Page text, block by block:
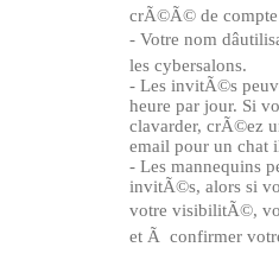
crÃ©Ã© de compte
- Votre nom
les cybersalons.
- Les invitÃ©s
heure par jour. Si
clavarder, crÃ©ez
email pour un
- Les mannequins
invitÃ©s, alors si
votre visibilitÃ©,
et Ã confirmer